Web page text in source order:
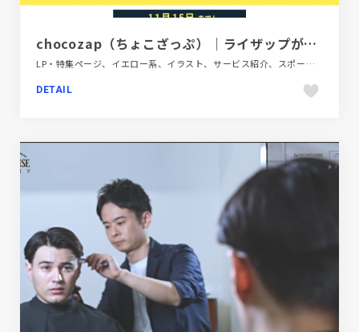
chocozap（ちょこざっぷ）｜ライザップが作ったコンビニジム
LP・特集ページ、イエロー系、イラスト、サービス紹介、スポーツ・アウトドア、ブルー系、ポップ、大きめ写真
DETAIL